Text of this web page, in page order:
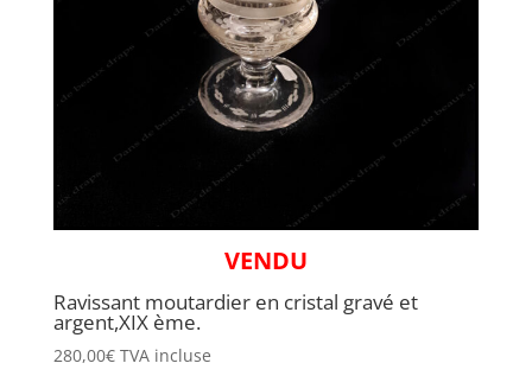
VENDU
Ravissant moutardier en cristal gravé et
argent,XIX ème.
280,00€ TVA incluse